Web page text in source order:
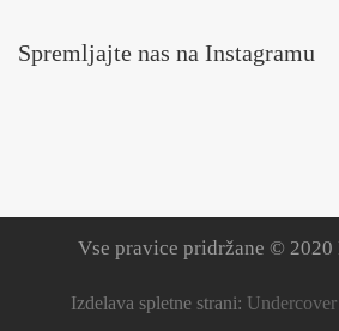
Spremljajte nas na Instagramu
Vse pravice pridržane ©
Izdelava spletne strani: